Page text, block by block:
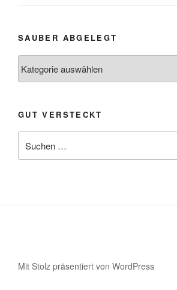
SAUBER ABGELEGT
abgelegt
GUT VERSTECKT
nach:
Mit Stolz präsentiert von WordPress